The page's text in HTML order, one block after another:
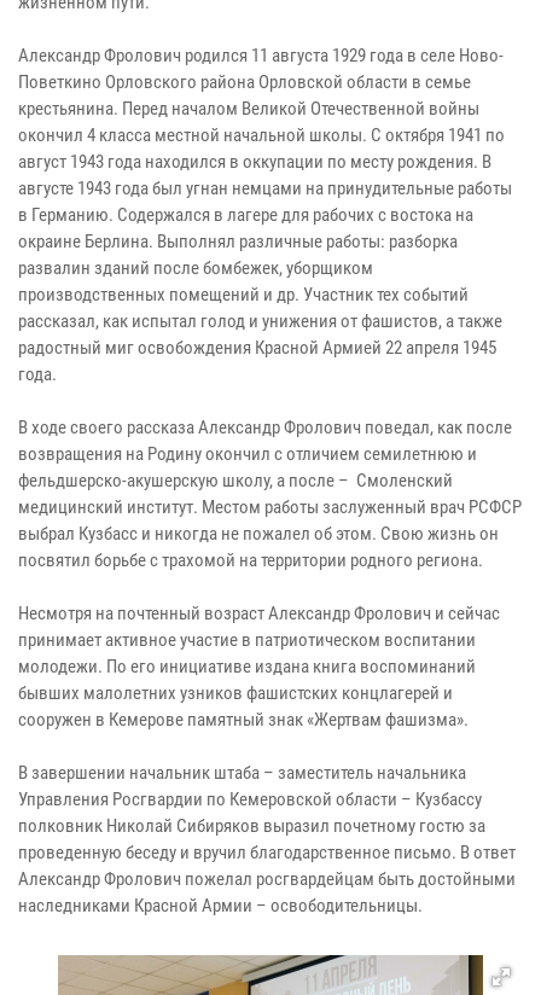
Александр Фролович родился 11 августа 1929 года в селе Ново-
Поветкино Орловского района Орловской области в семье
крестьянина. Перед началом Великой Отечественной войны
окончил 4 класса местной начальной школы. С октября 1941 по
август 1943 года находился в оккупации по месту рождения. В
августе 1943 года был угнан немцами на принудительные работы
в Германию. Содержался в лагере для рабочих с востока на
окраине Берлина. Выполнял различные работы: разборка
развалин зданий после бомбежек, уборщиком
производственных помещений и др. Участник тех событий
рассказал, как испытал голод и унижения от фашистов, а также
радостный миг освобождения Красной Армией 22 апреля 1945
года.
В ходе своего рассказа Александр Фролович поведал, как после
возвращения на Родину окончил с отличием семилетнюю и
фельдшерско-акушерскую школу, а после – Смоленский
медицинский институт. Местом работы заслуженный врач РСФСР
выбрал Кузбасс и никогда не пожалел об этом. Свою жизнь он
посвятил борьбе с трахомой на территории родного региона.
Несмотря на почтенный возраст Александр Фролович и сейчас
принимает активное участие в патриотическом воспитании
молодежи. По его инициативе издана книга воспоминаний
бывших малолетних узников фашистских концлагерей и
сооружен в Кемерове памятный знак «Жертвам фашизма».
В завершении начальник штаба – заместитель начальника
Управления Росгвардии по Кемеровской области – Кузбассу
полковник Николай Сибиряков выразил почетному гостю за
проведенную беседу и вручил благодарственное письмо. В ответ
Александр Фролович пожелал росгвардейцам быть достойными
наследниками Красной Армии – освободительницы.